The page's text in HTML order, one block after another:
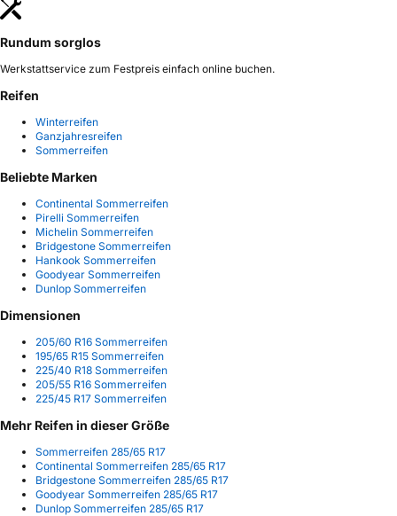
Rundum sorglos
Werkstattservice zum Festpreis einfach online buchen.
Reifen
Winterreifen
Ganzjahresreifen
Sommerreifen
Beliebte Marken
Continental Sommerreifen
Pirelli Sommerreifen
Michelin Sommerreifen
Bridgestone Sommerreifen
Hankook Sommerreifen
Goodyear Sommerreifen
Dunlop Sommerreifen
Dimensionen
205/60 R16 Sommerreifen
195/65 R15 Sommerreifen
225/40 R18 Sommerreifen
205/55 R16 Sommerreifen
225/45 R17 Sommerreifen
Mehr Reifen in dieser Größe
Sommerreifen 285/65 R17
Continental Sommerreifen 285/65 R17
Bridgestone Sommerreifen 285/65 R17
Goodyear Sommerreifen 285/65 R17
Dunlop Sommerreifen 285/65 R17